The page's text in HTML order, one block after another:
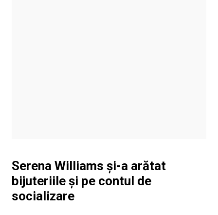
Serena Williams și-a arătat
bijuteriile și pe contul de
socializare